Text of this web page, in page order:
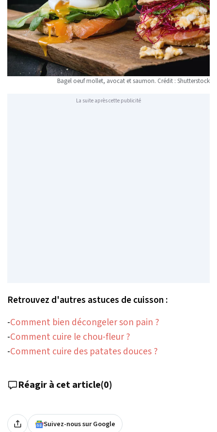
Bagel oeuf mollet, avocat et saumon. Crédit : Shutterstock
La suite après cette publicité
Retrouvez d'autres astuces de cuisson :
-Comment bien décongeler son pain ?
-Comment cuire le chou-fleur ?
-Comment cuire des patates douces ?
Réagir à cet article(0)
Suivez-nous sur Google